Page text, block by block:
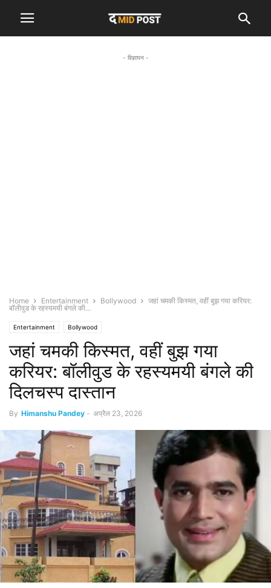
- विज्ञापन -
Home Entertainment Bollywood
जहां चमकी किस्मत, वहीं बुझ गया करियर:
बॉलीवुड के रहस्यमयी बंगले की...
Entertainment Bollywood
जहां चमकी किस्मत, वहीं बुझ गया
करियर: बॉलीवुड के रहस्यमयी बंगले की
दिलचस्प दास्तान
By Himanshu Pandey - अप्रैल 23, 2026